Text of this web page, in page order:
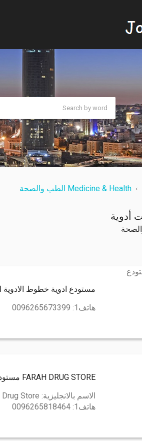
Medicine & Health الطب والصحة
مستودع ادوية خطوط الادوية
هاتف1:
0096265673399
FARAH DRUG STORE مستودع ادوية فرح
الاسم بالانجليزية: Drug Store
هاتف1:
0096265818464